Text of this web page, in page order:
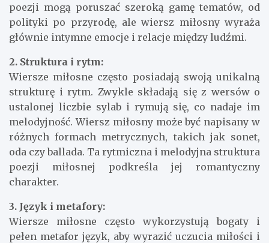
poezji mogą poruszać szeroką gamę tematów, od
polityki po przyrodę, ale wiersz miłosny wyraża
głównie intymne emocje i relacje między ludźmi.
2. Struktura i rytm:
Wiersze miłosne często posiadają swoją unikalną
strukturę i rytm. Zwykle składają się z wersów o
ustalonej liczbie sylab i rymują się, co nadaje im
melodyjność. Wiersz miłosny może być napisany w
różnych formach metrycznych, takich jak sonet,
oda czy ballada. Ta rytmiczna i melodyjna struktura
poezji miłosnej podkreśla jej romantyczny
charakter.
3. Język i metafory:
Wiersze miłosne często wykorzystują bogaty i
pełen metafor język, aby wyrazić uczucia miłości i